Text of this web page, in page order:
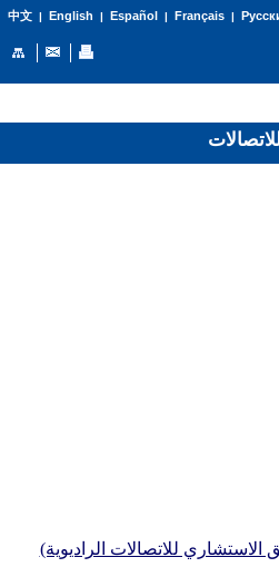
中文| English | Español | Français|
الاستشاري للاتصالات الراديوية)